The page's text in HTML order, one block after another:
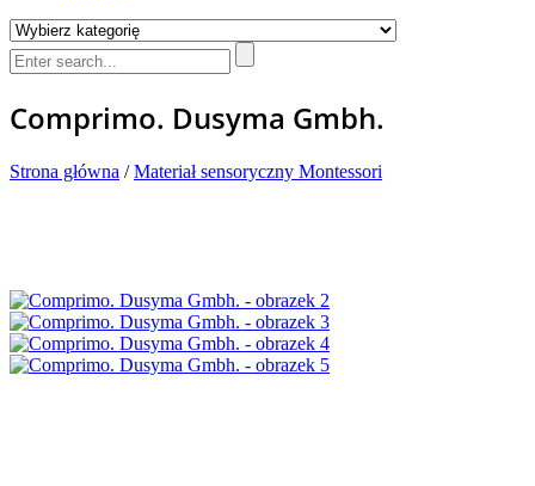
Comprimo. Dusyma Gmbh.
Strona główna /Materiał sensoryczny Montessori